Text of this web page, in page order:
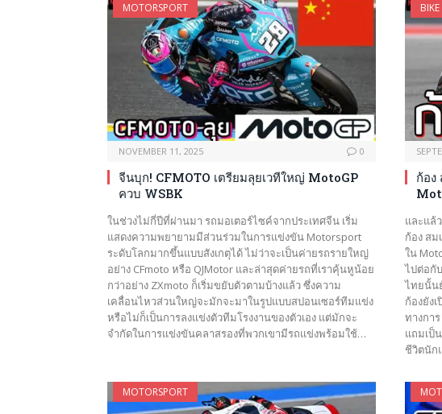
MOTORSPORT
NOVEMBER 11, 2025 0
จีนบุก! CFMOTO เตรียมลุยเวทีใหญ่ MotoGP
ควบ WSBK
ในช่วงไม่กี่ปีที่ผ่านมา รถมอเตอร์ไซค์จากประเทศจีน เริ่ม
แสดงความพยายามมีส่วนร่วมในการแข่งขัน Motorsport
ระดับโลกมากขึ้นแบบสังเกตุได้ ไม่ว่าจะเป็นค่ายรถรายใหญ่
อย่าง CFmoto หรือ QJMotor และล่าสุดค่ายรถที่เราคุ้นหูน้อย
กว่าอย่าง ZXmoto ก็เริ่มขยับตัวตามบ้างแล้ว ซึ่งความ
เคลื่อนไหวส่วนใหญ่จะมักจะมาในรูปแบบสปอนเซอร์ทีมแข่ง
หรือไม่ก็เป็นการลงแข่งตัวทีมโรงงานของตัวเอง แต่มักจะ
จำกัดในการแข่งขันคลาสรองที่พวกเขามีรถแข่งพร้อมใช้…
ก้อง
และแล้
ก้อง ส
ใน
ไปต่อกั
ไทยนั้น
ก้องยัง
ทางกา
แถมเป็
ชีวิตนัก
MOTORSPORT